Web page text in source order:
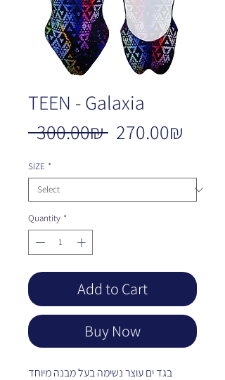
TEEN - Galaxia
‏300.00 ‏₪ Regular‏270.00 ‏₪
SIZE *
Quantity *
Add to Cart
Buy Now
בגד ים עוצר נשימה בעל מבנה מיוחד